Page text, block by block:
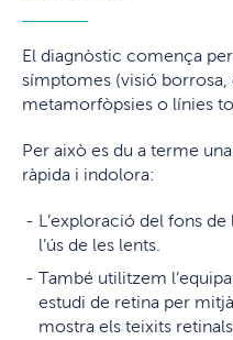
El diagnòstic comença
símptomes (visió borrosa,
metamorfòpsies o línies
Per això es du a terme una
ràpida i indolora:
L’exploració del fons
l’ús de les lents.
També utilitzem
estudi de retina per
mostra els teixits